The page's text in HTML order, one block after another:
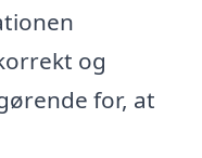
og
for, at